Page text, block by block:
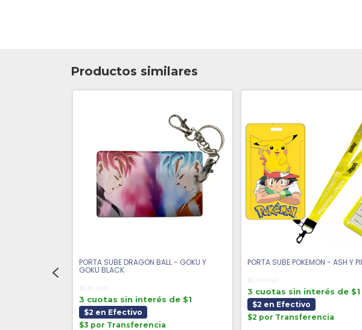
Productos similares
PORTA SUBE DRAGON BALL - GOKU Y
GOKU BLACK
$3.30 USD
3 cuotas sin interés de $1
$2 en Efectivo
$3 por Transferencia
PORTA SUBE POKEMON - ASH Y
$2.70 USD
3 cuotas sin interés de $1
$2 en Efectivo
$2 por Transferencia